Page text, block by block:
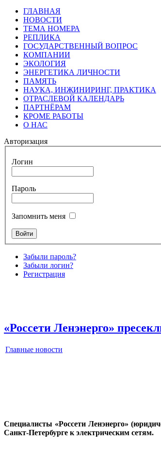
ГЛАВНАЯ
НОВОСТИ
ТЕМА НОМЕРА
РЕПЛИКА
ГОСУДАРСТВЕННЫЙ ВОПРОС
КОМПАНИИ
ЭКОЛОГИЯ
ЭНЕРГЕТИКА ЛИЧНОСТИ
ПАМЯТЬ
НАУКА, ИНЖИНИРИНГ, ПРАКТИКА
ОТРАСЛЕВОЙ КАЛЕНДАРЬ
ПАРТНЁРАМ
КРОМЕ РАБОТЫ
О НАС
Авторизация
Логин
Пароль
Запомнить меня
Забыли пароль?
Забыли логин?
Регистрация
«Россети Ленэнерго»
Главные новости
Специалисты «Россети Ленэнерго»
Санкт-Петербурге к электрическим сетям.